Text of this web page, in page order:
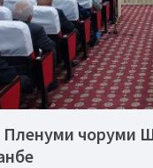
Пленуми чоруми